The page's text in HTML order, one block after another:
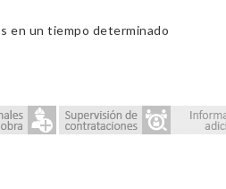
en un tiempo determinado